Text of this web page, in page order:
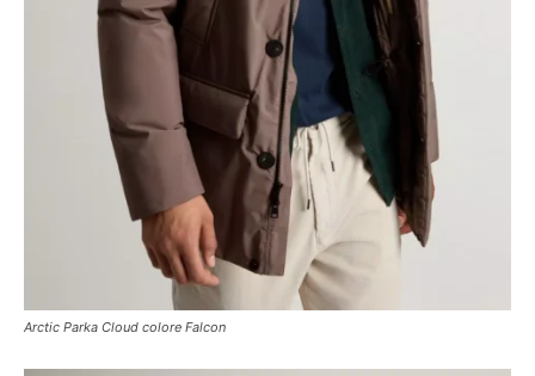
Arctic Parka Cloud colore Falcon